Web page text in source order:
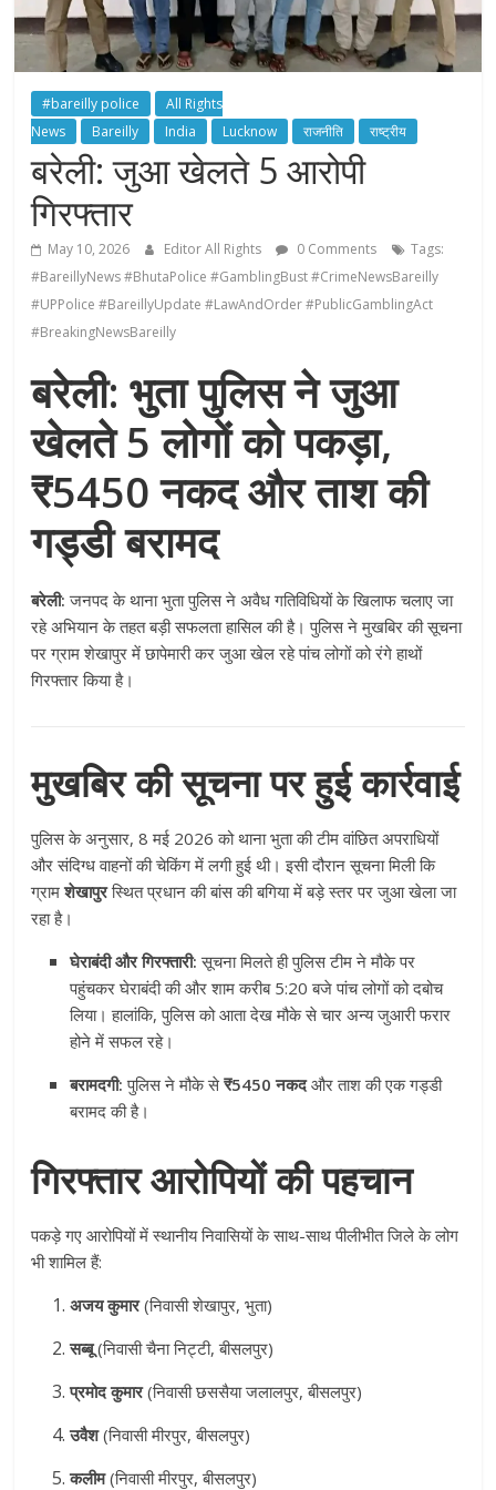
#bareilly police
All Rights
News
Bareilly India Lucknow राजनीति राष्ट्रीय
बरेली: जुआ खेलते 5 आरोपी
गिरफ्तार
May 10, 2026 Editor All Rights 0 Comments
Tags:
#BareillyNews #BhutaPolice #GamblingBust #CrimeNewsBareilly
#UPPolice #BareillyUpdate #LawAndOrder #PublicGamblingAct
#BreakingNewsBareilly
बरेली: भुता पुलिस ने जुआ
खेलते 5 लोगों को पकड़ा,
₹5450 नकद और ताश की
गड्डी बरामद
बरेली: जनपद के थाना भुता पुलिस ने अवैध गतिविधियों के खिलाफ चलाए जा
रहे अभियान के तहत बड़ी सफलता हासिल की है। पुलिस ने मुखबिर की सूचना
पर ग्राम शेखापुर में छापेमारी कर जुआ खेल रहे पांच लोगों को रंगे हाथों
गिरफ्तार किया है।
मुखबिर की सूचना पर हुई कार्रवाई
पुलिस के अनुसार, 8 मई 2026 को थाना भुता की टीम वांछित अपराधियों
और संदिग्ध वाहनों की चेकिंग में लगी हुई थी। इसी दौरान सूचना मिली कि
ग्रामशेखापुरस्थित प्रधान की बांस की बगिया में बड़े स्तर पर जुआ खेला जा
रहा है।
घेराबंदी और गिरफ्तारी: सूचना मिलते ही पुलिस टीम ने मौके पर
पहुंचकर घेराबंदी की और शाम करीब 5:20 बजे पांच लोगों को दबोच
लिया। हालांकि, पुलिस को आता देख मौके से चार अन्य जुआरी फरार
होने में सफल रहे।
बरामदगी: पुलिस ने मौके से₹5450 नकदऔर ताश की एक गड्डी
बरामद की है।
गिरफ्तार आरोपियों की पहचान
पकड़े गए आरोपियों में स्थानीय निवासियों के साथ-साथ पीलीभीत जिले के लोग
भी शामिल हैं:
अजय कुमार(निवासी शेखापुर, भुता)
सब्बू(निवासी चैना निट्टी, बीसलपुर)
प्रमोद कुमार(निवासी छससैया जलालपुर, बीसलपुर)
उवैश(निवासी मीरपुर, बीसलपुर)
कलीम(निवासी मीरपुर, बीसलपुर)